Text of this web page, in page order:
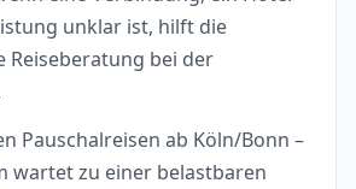
unklar ist, hilft die
Reiseberatung bei der
Pauschalreisen ab Köln/Bonn –
wartet zu einer belastbaren